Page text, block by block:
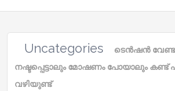
Uncategories
ടെൻഷൻ
നഷ്ടപ്പെട്ടാലും മോഷണം പോയാലും കണ്ട്
വഴിയുണ്ട്